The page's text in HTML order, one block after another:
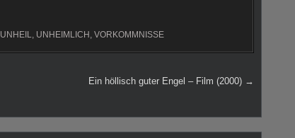
UNHEIL, UNHEIMLICH , VORKOMMNISSE
Ein höllisch guter Engel – Film (2000) →